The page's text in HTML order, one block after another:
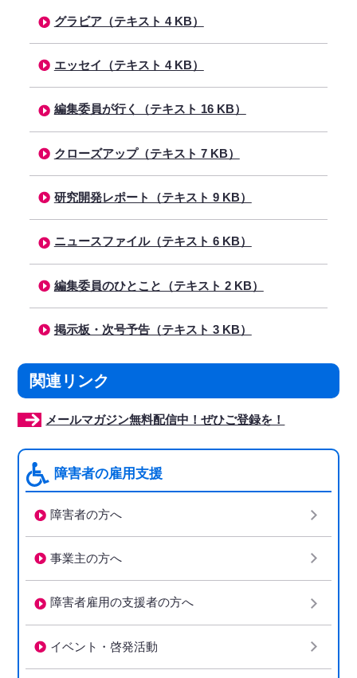
グラビア（テキスト 4 KB）
エッセイ（テキスト 4 KB）
編集委員が行く（テキスト 16 KB）
クローズアップ（テキスト 7 KB）
研究開発レポート（テキスト 9 KB）
ニュースファイル（テキスト 6 KB）
編集委員のひとこと（テキスト 2 KB）
掲示板・次号予告（テキスト 3 KB）
関連リンク
メールマガジン無料配信中！ぜひご登録を！
障害者の雇用支援
障害者の方へ
事業主の方へ
障害者雇用の支援者の方へ
イベント・啓発活動